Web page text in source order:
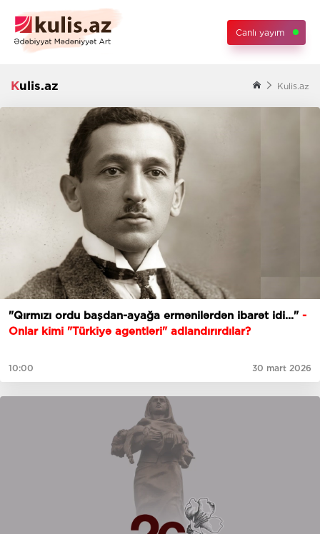
Canlı yayım
Kulis.az Kulis.az
"Qırmızı ordu başdan-ayağa ermənilərdən ibarət idi..."-
Onlar kimi "Türkiyə agentləri" adlandırırdılar?
10:00 30 mart 2026